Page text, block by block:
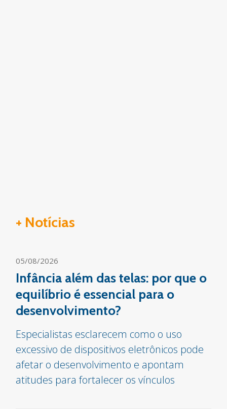
+ Notícias
05/08/2026
Infância além das telas: por que o
equilíbrio é essencial para o
desenvolvimento?
Especialistas esclarecem como o uso
excessivo de dispositivos eletrônicos pode
afetar o desenvolvimento e apontam
atitudes para fortalecer os vínculos